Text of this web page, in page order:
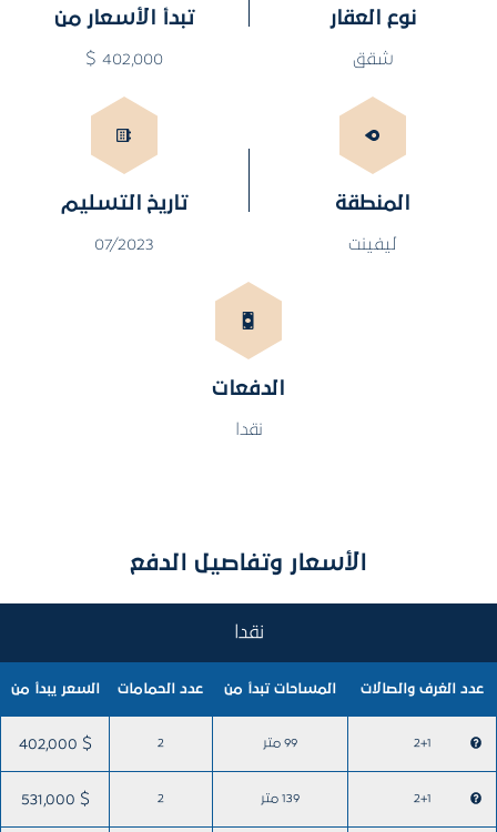
نوع العقار
شقق
تبدأ الأسعار من
402,000 $
المنطقة
ليفينت
تاريخ التسليم
07/2023
الدفعات
نقدا
الأسعار وتفاصيل الدفع
نقدا
عدد الغرف والصالات المساحات تبدأ من عدد الحمامات السعر يبدأ من
2+1 99 متر 2
402,000 $
2+1 139 متر 2
531,000 $